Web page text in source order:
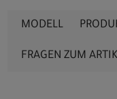
MODELL
FRAGEN ZUM